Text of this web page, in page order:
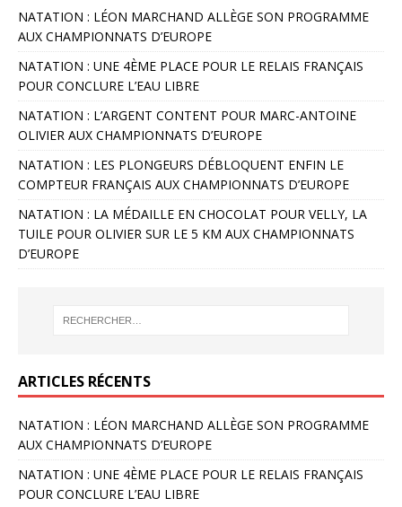
NATATION : LÉON MARCHAND ALLÈGE SON PROGRAMME
AUX CHAMPIONNATS D’EUROPE
NATATION : UNE 4ÈME PLACE POUR LE RELAIS FRANÇAIS
POUR CONCLURE L’EAU LIBRE
NATATION : L’ARGENT CONTENT POUR MARC-ANTOINE
OLIVIER AUX CHAMPIONNATS D’EUROPE
NATATION : LES PLONGEURS DÉBLOQUENT ENFIN LE
COMPTEUR FRANÇAIS AUX CHAMPIONNATS D’EUROPE
NATATION : LA MÉDAILLE EN CHOCOLAT POUR VELLY, LA
TUILE POUR OLIVIER SUR LE 5 KM AUX CHAMPIONNATS
D’EUROPE
ARTICLES RÉCENTS
NATATION : LÉON MARCHAND ALLÈGE SON PROGRAMME
AUX CHAMPIONNATS D’EUROPE
NATATION : UNE 4ÈME PLACE POUR LE RELAIS FRANÇAIS
POUR CONCLURE L’EAU LIBRE